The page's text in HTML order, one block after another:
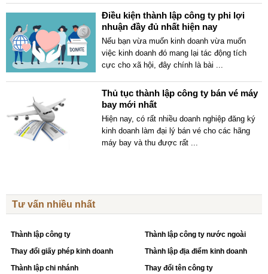
Điều kiện thành lập công ty phi lợi
nhuận đầy đủ nhất hiện nay
Nếu bạn vừa muốn kinh doanh vừa muốn
việc kinh doanh đó mang lại tác động tích
cực cho xã hội, đây chính là bài
Thủ tục thành lập công ty bán vé máy
bay mới nhất
Hiện nay, có rất nhiều doanh nghiệp đăng ký
kinh doanh làm đại lý bán vé cho các hãng
máy bay và thu được rất ...
Tư vấn nhiều nhất
Thành lập công ty
Thay đổi giấy phép kinh doanh
Thành lập chi nhánh
Thành lập công ty nước ngoài
Thành lập địa điểm kinh doanh
Thay đổi tên công ty